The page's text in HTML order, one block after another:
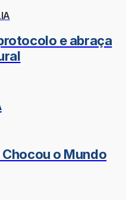
e abraça
Chocou o Mundo